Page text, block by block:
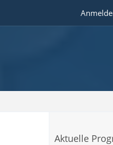
Aktuelle